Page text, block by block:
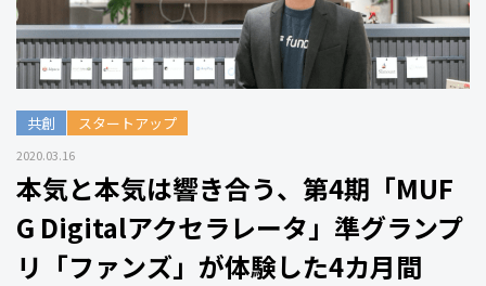
共創 スタートアップ
2020.03.16
本気と本気は響き合う、第4期「MUF
G Digitalアクセラレータ」準グランプ
リ「ファンズ」が体験した4カ月間